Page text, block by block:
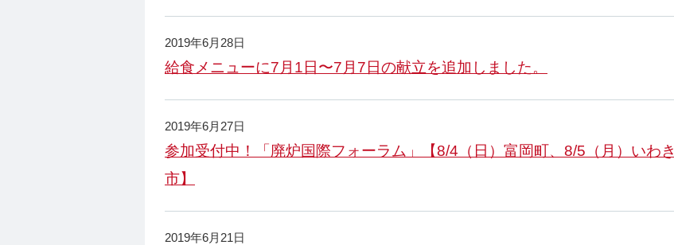
2019年6月28日
給食メニューに7月1日〜7月7日の献立を追加しました。
2019年6月27日
参加受付中！「廃炉国際フォーラム」【8/4（日）富岡町、8/5（月）いわき
市】
2019年6月21日